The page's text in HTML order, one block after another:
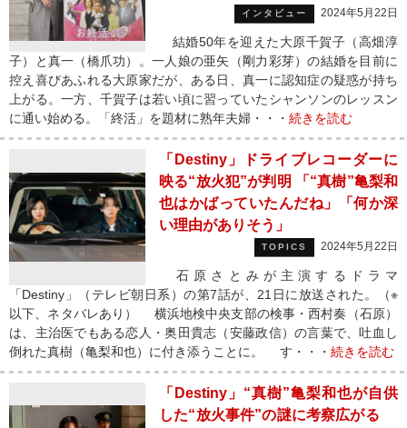
インタビュー 2024年5月22日
結婚50年を迎えた大原千賀子（高畑淳
子）と真一（橋爪功）。一人娘の亜矢（剛力彩芽）の結婚を目前に
控え喜びあふれる大原家だが、ある日、真一に認知症の疑惑が持ち
上がる。一方、千賀子は若い頃に習っていたシャンソンのレッスン
に通い始める。「終活」を題材に熟年夫婦・・・ 続きを読む
「Destiny」ドライブレコーダーに
映る“放火犯”が判明 「“真樹”亀梨和
也はかばっていたんだね」「何か深
い理由がありそう」
TOPICS 2024年5月22日
石原さとみが主演するドラマ
「Destiny」（テレビ朝日系）の第7話が、21日に放送された。（※
以下、ネタバレあり） 横浜地検中央支部の検事・西村奏（石原）
は、主治医でもある恋人・奥田貴志（安藤政信）の言葉で、吐血し
倒れた真樹（亀梨和也）に付き添うことに。 す・・・ 続きを読む
「Destiny」“真樹”亀梨和也が自供
した“放火事件”の謎に考察広がる